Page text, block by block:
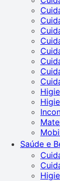
Saúde e